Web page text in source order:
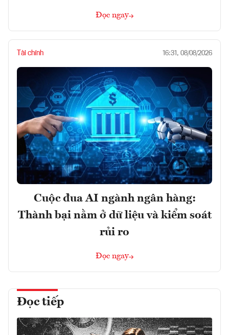
Đọc ngay
Tài chính 16:31, 08/08/2026
Cuộc đua AI ngành ngân hàng:
Thành bại nằm ở dữ liệu và kiểm soát
rủi ro
Đọc ngay
Đọc tiếp